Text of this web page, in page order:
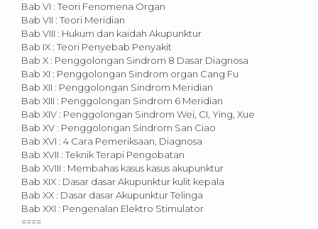
Bab VI : Teori Fenomena Organ
Bab VII : Teori Meridian
Bab VIII : Hukum dan kaidah Akupunktur
Bab IX : Teori Penyebab Penyakit
Bab X : Penggolongan Sindrom 8 Dasar Diagnosa
Bab XI : Penggolongan Sindrom organ Cang Fu
Bab XII : Penggolongan Sindrom Meridian
Bab XIII : Penggolongan Sindrom 6 Meridian
Bab XIV : Penggolongan Sindrom Wei, CI, Ying, Xue
Bab XV : Penggolongan Sindrom San Ciao
Bab XVI : 4 Cara Pemeriksaan, Diagnosa
Bab XVII : Teknik Terapi Pengobatan
Bab XVIII : Membahas kasus kasus akupunktur
Bab XIX : Dasar dasar Akupunktur kulit kepala
Bab XX : Dasar dasar Akupunktur Telinga
Bab XXI : Pengenalan Elektro Stimulator
====